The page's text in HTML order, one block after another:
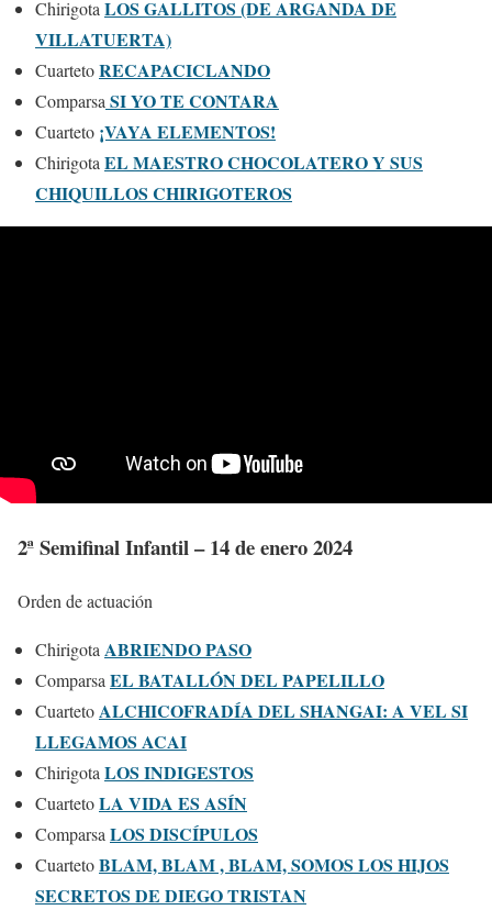
Chirigota LOS GALLITOS (DE ARGANDA DE
VILLATUERTA)
CuartetoRECAPACICLANDO
Comparsa SI YO TE CONTARA
Cuarteto ¡VAYA ELEMENTOS!
Chirigota EL MAESTRO CHOCOLATERO Y SUS
CHIQUILLOS CHIRIGOTEROS
2ª Semifinal Infantil – 14 de enero 2024
Orden de actuación
Chirigota ABRIENDO PASO
Comparsa EL BATALLÓN DEL PAPELILLO
Cuarteto ALCHICOFRADÍA DEL SHANGAI: A VEL SI
LLEGAMOS ACAI
Chirigota LOS INDIGESTOS
CuartetoLA VIDA ES ASÍN
Comparsa LOS DISCÍPULOS
CuartetoBLAM, BLAM , BLAM, SOMOS LOS HIJOS
SECRETOS DE DIEGO TRISTAN